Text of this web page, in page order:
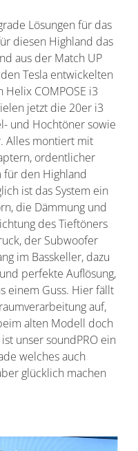
Lösungen für das
diesen Highland das
aus der Match UP
Tesla entwickelten
COMPOSE i3
jetzt die 20er i3
und Hochtöner sowie
Alles montiert mit
ordentlicher
für den Highland
ist das System ein
die Dämmung und
des Tieftöners
der Subwoofer
im Basskeller, dazu
perfekte Auflösung,
einem Guss. Hier fällt
auf,
alten Modell doch
unser soundPRO ein
welches auch
glücklich machen